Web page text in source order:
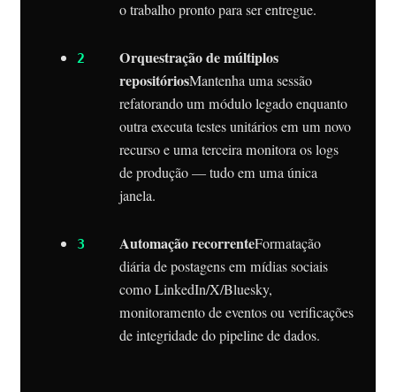
o trabalho pronto para ser entregue.
Orquestração de múltiplos
repositóriosMantenha uma sessão
refatorando um módulo legado enquanto
outra executa testes unitários em um novo
recurso e uma terceira monitora os logs
de produção — tudo em uma única
janela.
Automação recorrenteFormatação
diária de postagens em mídias sociais
como LinkedIn/X/Bluesky,
monitoramento de eventos ou verificações
de integridade do pipeline de dados.